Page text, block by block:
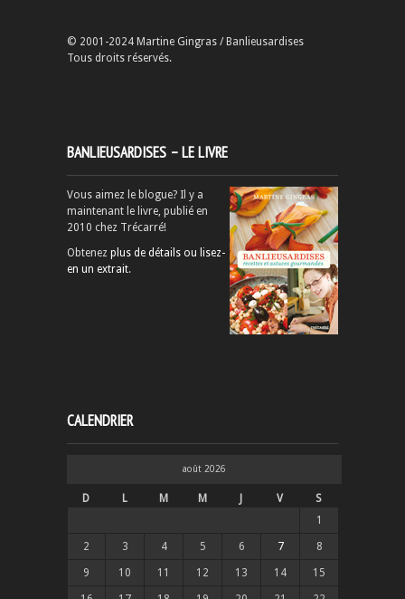
© 2001-2024 Martine Gingras / Banlieusardises
Tous droits réservés.
BANLIEUSARDISES – LE LIVRE
Vous aimez le blogue? Il y a
maintenant le livre, publié en
2010 chez Trécarré!
Obtenez plus de détails ou lisez-
en un extrait.
CALENDRIER
août 2026
D L M M J V
S
1
2 3 4 5 6 7 8
9 10 11 12 13 14 15